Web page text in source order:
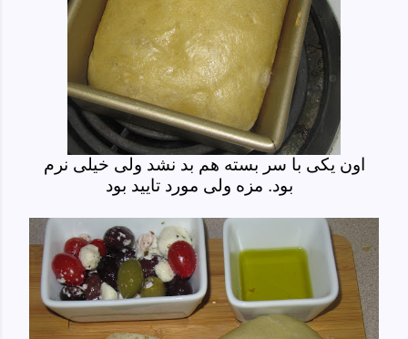
اون یکی با سر بسته هم بد نشد ولی خیلی نرم